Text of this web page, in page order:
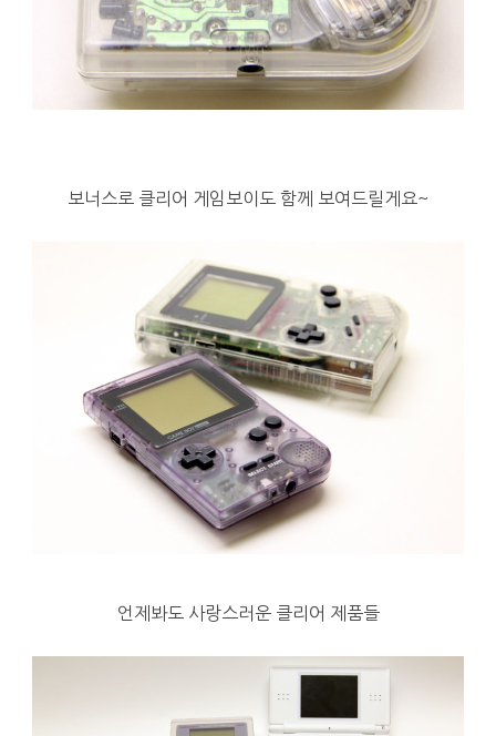
보너스로 클리어 게임보이도 함께 보여드릴게요~
언제봐도 사랑스러운 클리어 제품들